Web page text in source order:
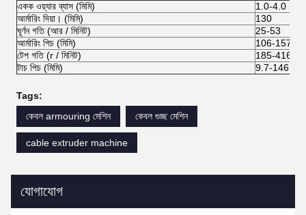
একক ওয়্যার ব্যাস (মিমি)
1.0-4.0
আর্মারিং দিয়া। (মিমি)
130
ঘূর্ণন গতি (আর / মিনিট)
25-53
আর্মারিং পিচ (মিমি)
106-1570
টেপ গতি (r / মিনিট)
185-416
টাচ পিচ (মিমি)
9.7-146
Tags:
কেবল armouring মেশিন
কেবল গুচ্ছ মেশিন
cable extruder machine
যোগাযোগ